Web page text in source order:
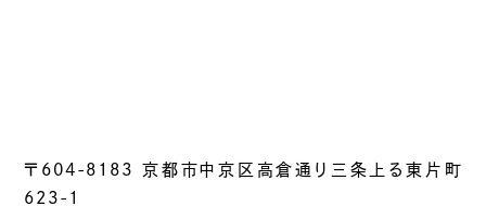
〒604-8183 京都市中京区高倉通り三条上る東片町
623-1